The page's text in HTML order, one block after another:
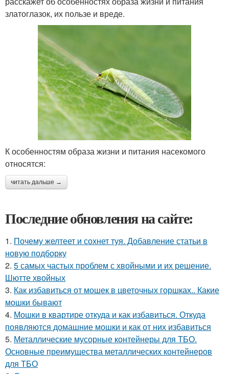
златоглазок, их пользе и вреде.
К особенностям образа жизни и питания насекомого
относятся:
читать дальше →
Последние обновления на сайте:
1. Почему желтеет и сохнет туя. Добавление статьи в
новую подборку
2. 5 самых частых проблем с хвойными и их решение.
Шютте хвойных
3. Как избавиться от мошек в цветочных горшках.. Какие
мошки бывают
4. Мошки в квартире откуда и как избавиться. Откуда
появляются домашние мошки и как от них избавиться
5. Металлические мусорные контейнеры для ТБО.
Основные преимущества металлических контейнеров
для ТБО